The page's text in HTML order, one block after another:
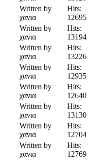
Written by
χανια
Hits:
12695
Written by
χανια
Hits:
13194
Written by
χανια
Hits:
13226
Written by
χανια
Hits:
12935
Written by
χανια
Hits:
12640
Written by
χανια
Hits:
13130
Written by
χανια
Hits:
12704
Written by
χανια
Hits:
12769